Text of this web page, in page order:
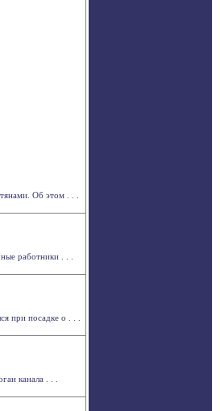
Об этом . . .
работники . . .
при посадке о . . .
канала . . .